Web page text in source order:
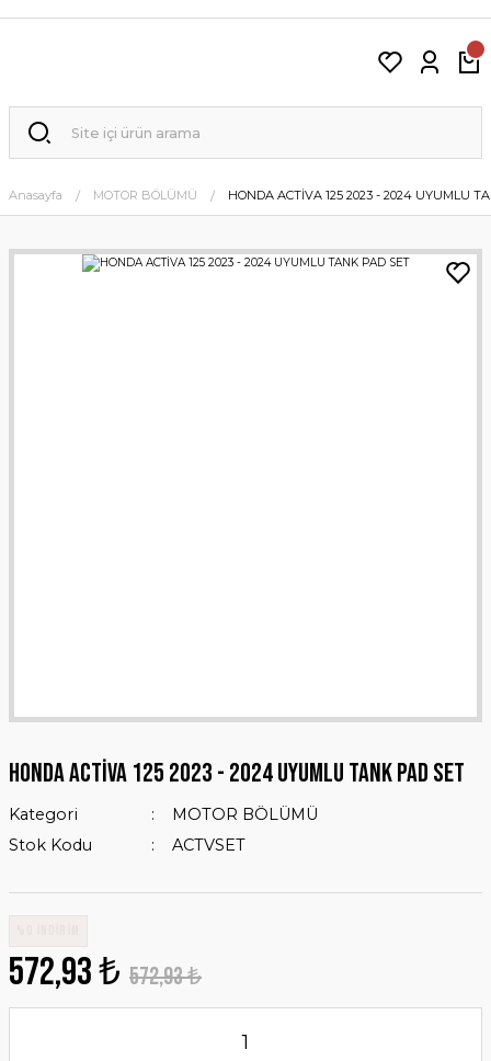
Anasayfa MOTOR BÖLÜMÜ HONDA ACTİVA 125 2023 - 2024 UYUMLU
HONDA ACTİVA 125 2023 - 2024 UYUMLU TANK PAD SET
Kategori
MOTOR BÖLÜMÜ
Stok Kodu
ACTVSET
572,93 ₺ 572,93 ₺